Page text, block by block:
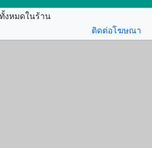
งหมดในร้าน
ติดต่อโฆษณา